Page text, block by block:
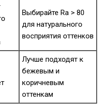
Выбирайте Ra > 80
для натурального
восприятия оттенков
Лучше подходят к
бежевым и
коричневым
оттенкам